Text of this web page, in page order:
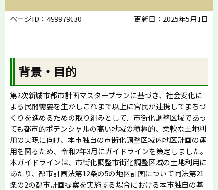
ページID：499979030 更新日：2025年5月1日
背景・目的
第2次新城市都市計画マスタープランに基づき、社会変化に
よる民間需要を生かしこれまで以上に官民が連携してまちづ
くりを進めるための取り組みとして、市街化調整区域であっ
ても都市的ポテンシャルの高い地域の積極的、柔軟な土地利
用の実現に向け、本市独自の市街化調整区域内地区計画の運
用を図るため、令和2年3月にガイドラインを策定しました。
本ガイドラインは、市街化調整市街化調整区域の土地利用に
あたり、都市計画法第12条の5の地区計画について同法第21
条の2の都市計画提案を実施する場合における本市独自の基